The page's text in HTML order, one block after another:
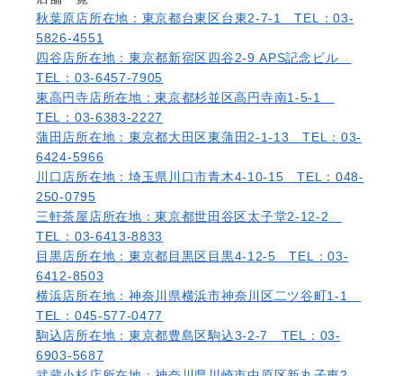
秋葉原店所在地：東京都台東区台東2-7-1 TEL：03-
5826-4551
四谷店所在地：東京都新宿区四谷2-9 APS記念ビル
TEL：03-6457-7905
東高円寺店所在地：東京都杉並区高円寺南1-5-1
TEL：03-6383-2227
蒲田店所在地：東京都大田区東蒲田2-1-13 TEL：03-
6424-5966
川口店所在地：埼玉県川口市青木4-10-15 TEL：048-
250-0795
三軒茶屋店所在地：東京都世田谷区太子堂2-12-2
TEL：03-6413-8833
目黒店所在地：東京都目黒区目黒4-12-5 TEL：03-
6412-8503
横浜店所在地：神奈川県横浜市神奈川区二ツ谷町1-1
TEL：045-577-0477
駒込店所在地：東京都豊島区駒込3-2-7 TEL：03-
6903-5687